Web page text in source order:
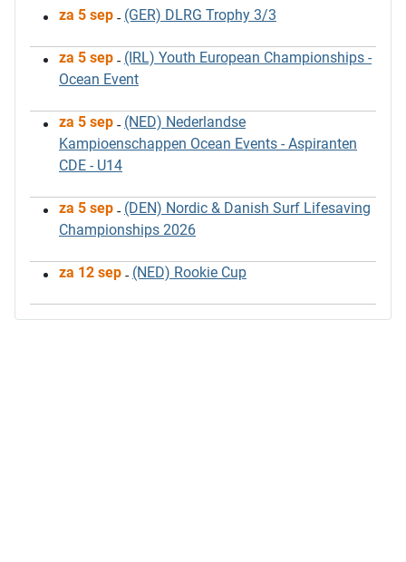
za 5 sep - (GER) DLRG Trophy 3/3
za 5 sep - (IRL) Youth European Championships -
Ocean Event
za 5 sep - (NED) Nederlandse
Kampioenschappen Ocean Events - Aspiranten
CDE - U14
za 5 sep - (DEN) Nordic & Danish Surf Lifesaving
Championships 2026
za 12 sep - (NED) Rookie Cup